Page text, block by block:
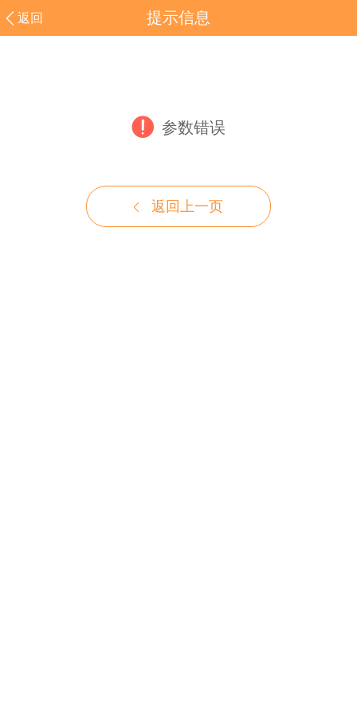
返回 提示信息
参数错误
返回上一页